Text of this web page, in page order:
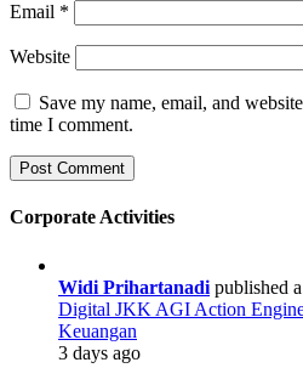
Email *
Website
Save my name, email, and
time I comment.
Corporate Activities
Widi Prihartanadi published
Digital JKK AGI Action
Keuangan
3 days ago